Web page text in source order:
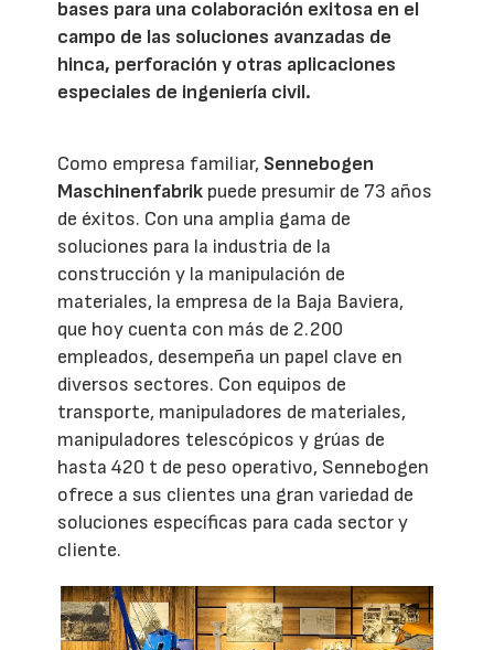
bases para una colaboración exitosa en el
campo de las soluciones avanzadas de
hinca, perforación y otras aplicaciones
especiales de ingeniería civil.
Como empresa familiar, Sennebogen
Maschinenfabrik puede presumir de 73 años
de éxitos. Con una amplia gama de
soluciones para la industria de la
construcción y la manipulación de
materiales, la empresa de la Baja Baviera,
que hoy cuenta con más de 2.200
empleados, desempeña un papel clave en
diversos sectores. Con equipos de
transporte, manipuladores de materiales,
manipuladores telescópicos y grúas de
hasta 420 t de peso operativo, Sennebogen
ofrece a sus clientes una gran variedad de
soluciones específicas para cada sector y
cliente.